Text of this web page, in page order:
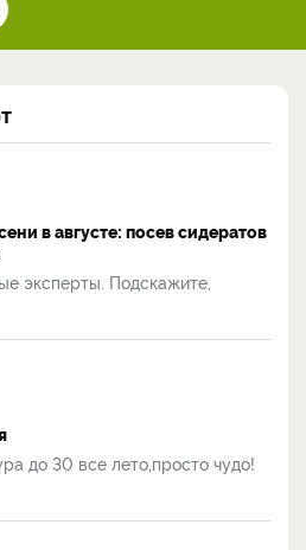
в августе: посев сидератов
эксперты. Подскажите,
до 30 все лето,просто чудо!